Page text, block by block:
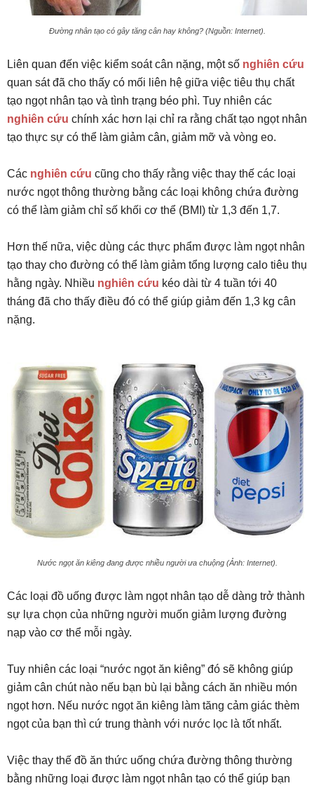
Đường nhân tạo có gây tăng cân hay không? (Nguồn: Internet).
Liên quan đến việc kiểm soát cân nặng, một số nghiên cứu
quan sát đã cho thấy có mối liên hệ giữa việc tiêu thụ chất
tạo ngọt nhân tạo và tình trạng béo phì. Tuy nhiên các
nghiên cứu chính xác hơn lại chỉ ra rằng chất tạo ngọt nhân
tạo thực sự có thể làm giảm cân, giảm mỡ và vòng eo.
Các nghiên cứu cũng cho thấy rằng việc thay thế các loại
nước ngọt thông thường bằng các loại không chứa đường
có thể làm giảm chỉ số khối cơ thể (BMI) từ 1,3 đến 1,7.
Hơn thế nữa, việc dùng các thực phẩm được làm ngọt nhân
tạo thay cho đường có thể làm giảm tổng lượng calo tiêu thụ
hằng ngày. Nhiều nghiên cứu kéo dài từ 4 tuần tới 40
tháng đã cho thấy điều đó có thể giúp giảm đến 1,3 kg cân
nặng.
Nước ngọt ăn kiêng đang được nhiều người ưa chuộng (Ảnh: Internet).
Các loại đồ uống được làm ngọt nhân tạo dễ dàng trở thành
sự lựa chọn của những người muốn giảm lượng đường
nạp vào cơ thể mỗi ngày.
Tuy nhiên các loại “nước ngọt ăn kiêng” đó sẽ không giúp
giảm cân chút nào nếu bạn bù lại bằng cách ăn nhiều món
ngọt hơn. Nếu nước ngọt ăn kiêng làm tăng cảm giác thèm
ngọt của bạn thì cứ trung thành với nước lọc là tốt nhất.
Việc thay thế đồ ăn thức uống chứa đường thông thường
bằng những loại được làm ngọt nhân tạo có thể giúp bạn